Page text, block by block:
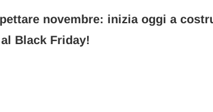
novembre: inizia oggi a
Black Friday!